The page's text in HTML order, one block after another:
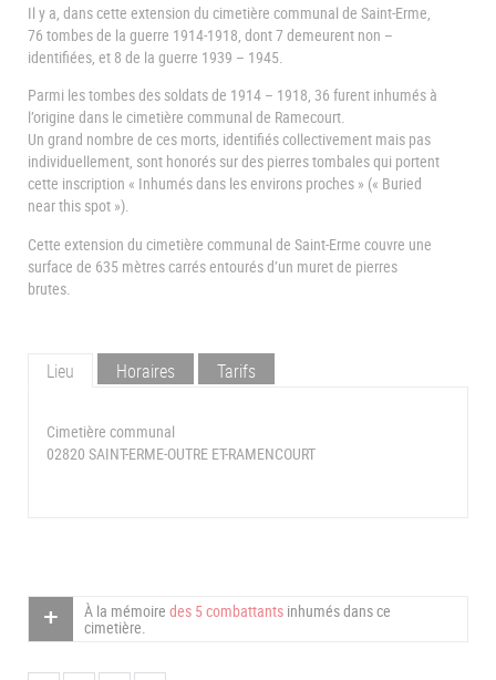
Il y a, dans cette extension du cimetière communal de Saint-Erme,
76 tombes de la guerre 1914-1918, dont 7 demeurent non –
identifiées, et 8 de la guerre 1939 – 1945.
Parmi les tombes des soldats de 1914 – 1918, 36 furent inhumés à
l’origine dans le cimetière communal de Ramecourt.
Un grand nombre de ces morts, identifiés collectivement mais pas
individuellement, sont honorés sur des pierres tombales qui portent
cette inscription « Inhumés dans les environs proches » (« Buried
near this spot »).
Cette extension du cimetière communal de Saint-Erme couvre une
surface de 635 mètres carrés entourés d’un muret de pierres
brutes.
Lieu Horaires Tarifs
Cimetière communal
02820 SAINT-ERME-OUTRE ET-RAMENCOURT
À la mémoire des 5 combattants inhumés dans ce
cimetière.